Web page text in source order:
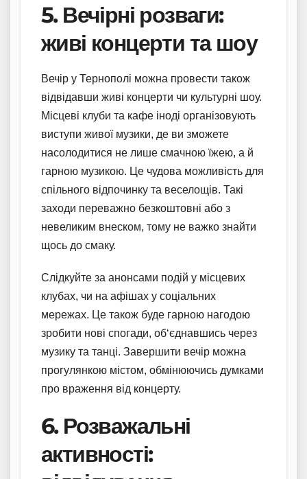
5. Вечірні розваги:
живі концерти та шоу
Вечір у Тернополі можна провести також
відвідавши живі концерти чи культурні шоу.
Місцеві клуби та кафе іноді організовують
виступи живої музики, де ви зможете
насолодитися не лише смачною їжею, а й
гарною музикою. Це чудова можливість для
спільного відпочинку та веселощів. Такі
заходи переважно безкоштовні або з
невеликим внеском, тому не важко знайти
щось до смаку.
Слідкуйте за анонсами подій у місцевих
клубах, чи на афішах у соціальних
мережах. Це також буде гарною нагодою
зробити нові спогади, об‘єднавшись через
музику та танці. Завершити вечір можна
прогулянкою містом, обмінюючись думками
про враження від концерту.
6. Розважальні
активності: